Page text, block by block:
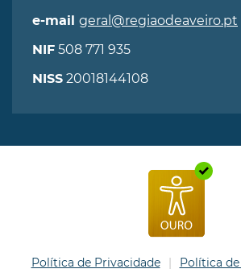
e-mail geral@regiaodeaveiro.pt
NIF 508 771 935
NISS 20018144108
Política de Privacidade Política